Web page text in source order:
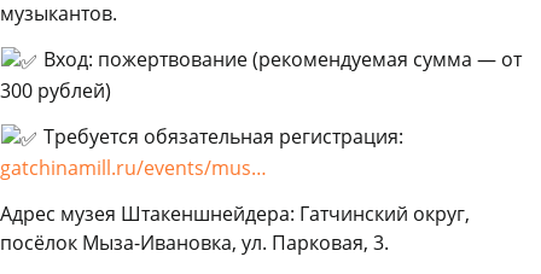
музыкантов.
Вход: пожертвование (рекомендуемая сумма — от
300 рублей)
Требуется обязательная регистрация:
gatchinamill.ru/events/mus…
Адрес музея Штакеншнейдера: Гатчинский округ,
посёлок Мыза-Ивановка, ул. Парковая, 3.